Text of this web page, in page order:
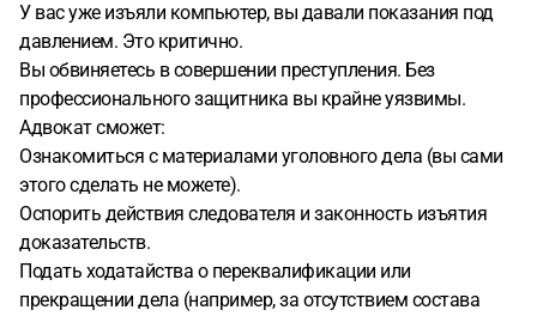
У вас уже изъяли компьютер, вы давали показания под
давлением. Это критично.
Вы обвиняетесь в совершении преступления. Без
профессионального защитника вы крайне уязвимы.
Адвокат сможет:
Ознакомиться с материалами уголовного дела (вы сами
этого сделать не можете).
Оспорить действия следователя и законность изъятия
доказательств.
Подать ходатайства о переквалификации или
прекращении дела (например, за отсутствием состава